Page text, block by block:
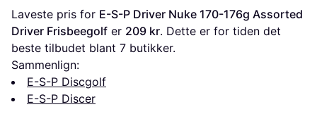
Laveste pris for E-S-P Driver Nuke 170-176g Assorted
Driver Frisbeegolf er 209 kr. Dette er for tiden det
beste tilbudet blant 7 butikker.
Sammenlign:
E-S-P Discgolf
E-S-P Discer